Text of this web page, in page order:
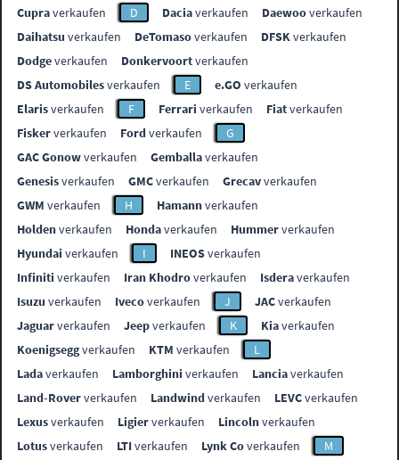
Cupraverkaufen D Daciaverkaufen Daewooverkaufen
Daihatsu verkaufen DeTomasoverkaufen DFSKverkaufen
Dodgeverkaufen Donkervoortverkaufen
DS Automobilesverkaufen E e.GO verkaufen
Elarisverkaufen F Ferrari verkaufen Fiatverkaufen
Fiskerverkaufen Fordverkaufen
G
GAC Gonowverkaufen Gemballaverkaufen
Genesisverkaufen GMCverkaufen Grecavverkaufen
GWM verkaufen H Hamannverkaufen
Holdenverkaufen Hondaverkaufen Hummerverkaufen
Hyundai verkaufen I INEOSverkaufen
Infiniti verkaufen Iran Khodroverkaufen Isderaverkaufen
Isuzu verkaufen Ivecoverkaufen J JACverkaufen
Jaguarverkaufen Jeepverkaufen K Kiaverkaufen
Koenigseggverkaufen KTM verkaufen
L
Ladaverkaufen Lamborghini verkaufen Lanciaverkaufen
Land-Roververkaufen Landwindverkaufen LEVCverkaufen
Lexusverkaufen Ligierverkaufen Lincolnverkaufen
Lotusverkaufen LTIverkaufen Lynk Coverkaufen
M